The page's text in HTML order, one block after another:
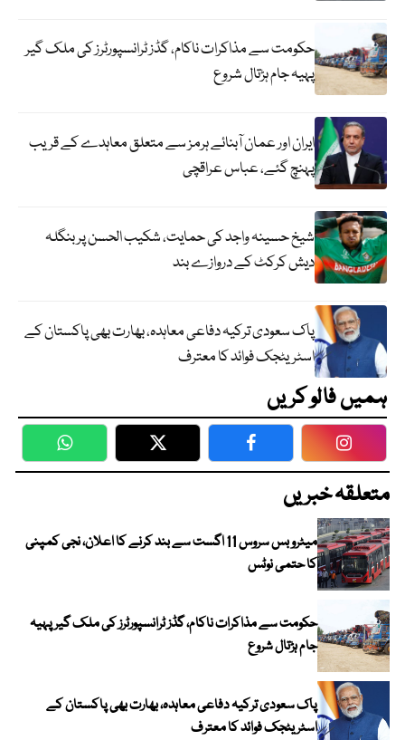
حکومت سے مذاکرات ناکام، گڈز ٹرانسپورٹرز کی ملک گیر
پہیہ جام ہڑتال شروع
ایران اور عمان آبنائے ہرمز سے متعلق معاہدے کے قریب
پہنچ گئے، عباس عراقچی
شیخ حسینہ واجد کی حمایت، شکیب الحسن پر بنگلہ
دیش کرکٹ کے دروازے بند
پاک سعودی ترکیہ دفاعی معاہدہ، بھارت بھی پاکستان کے
اسٹریٹجک فوائد کا معترف
ہمیں فالو کریں
WhatsApp Twitter Facebook
متعلقہ خبریں
میٹرو بس سروس 11 اگست سے بند کرنے کا اعلان، نجی کمپنی
کا حتمی نوٹس
حکومت سے مذاکرات ناکام، گڈز ٹرانسپورٹرز کی ملک گیر پہیہ
جام ہڑتال شروع
پاک سعودی ترکیہ دفاعی معاہدہ، بھارت بھی پاکستان کے
اسٹریٹجک فوائد کا معترف